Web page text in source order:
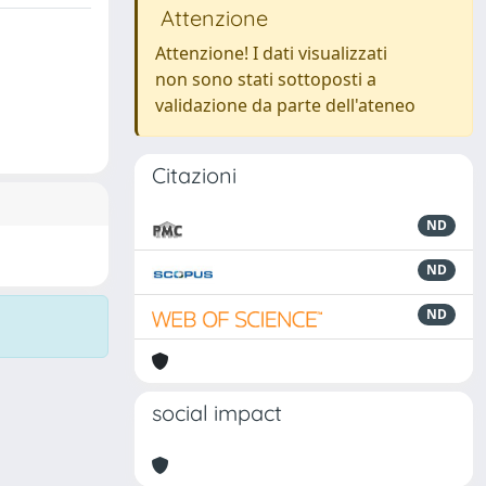
Attenzione
Attenzione! I dati visualizzati
non sono stati sottoposti a
validazione da parte dell'ateneo
Citazioni
ND
ND
ND
social impact